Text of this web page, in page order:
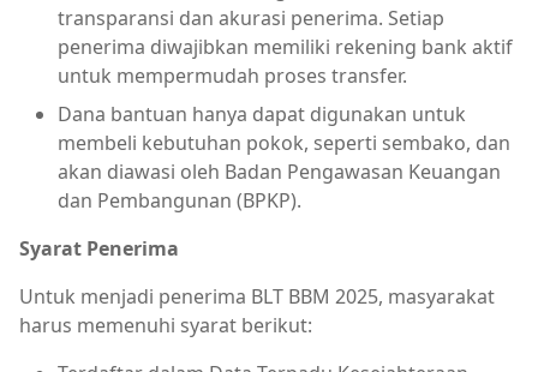
transparansi dan akurasi penerima. Setiap
penerima diwajibkan memiliki rekening bank aktif
untuk mempermudah proses transfer.
Dana bantuan hanya dapat digunakan untuk
membeli kebutuhan pokok, seperti sembako, dan
akan diawasi oleh Badan Pengawasan Keuangan
dan Pembangunan (BPKP).
Syarat Penerima
Untuk menjadi penerima BLT BBM 2025, masyarakat
harus memenuhi syarat berikut: